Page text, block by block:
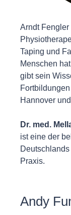
Arndt
Taping und
Menschen
gibt sein
Hannover
Dr. med.
ist eine der
Praxis.
Andy